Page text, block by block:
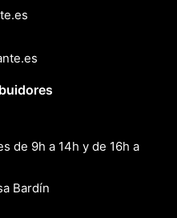
de 9h a 14h y de 16h a
Bardín